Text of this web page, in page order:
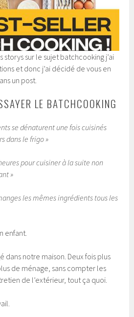
storys sur le sujet batchcooking j’ai
et donc j’ai décidé de vous en
un post.
LE BATCHCOOKING
se dénaturent une fois cuisinés
dans le frigo »
pour cuisiner à la suite non
»
les mêmes ingrédients tous les
enfant.
dans notre maison. Deux fois plus
de ménage, sans compter les
de l’extérieur, tout ça quoi.